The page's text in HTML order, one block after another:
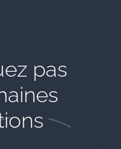
pas